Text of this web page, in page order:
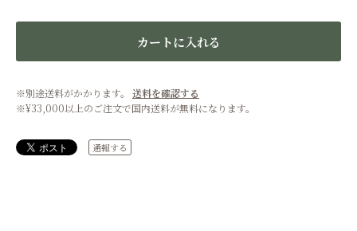
カートに入れる
※別途送料がかかります。
送料を確認する
※¥33,000以上のご注文で国内送料が無料になります。
通報する